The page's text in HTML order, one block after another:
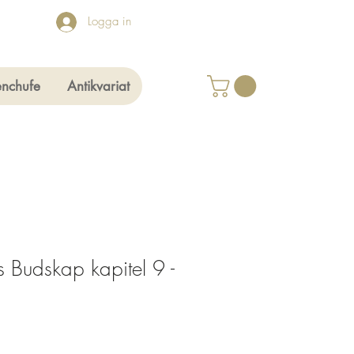
Logga in
Antikvariat
Budskap kapitel 9 -